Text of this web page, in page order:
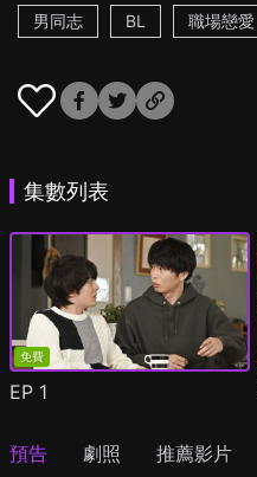
男同志
BL 職場戀愛
集數列表
免費
EP 1
預告 劇照 推薦影片